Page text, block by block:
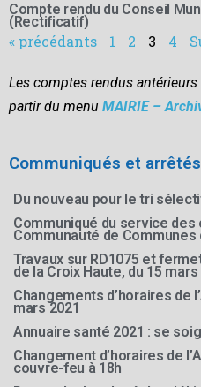
Compte rendu du Conseil
(Rectificatif)
« précédants 1 2 3 4
Les comptes rendus
partir du menu MAIRIE –
Communiqués et arrêtés
Du nouveau pour le tri
Communiqué du service
Communauté de Communes
Travaux sur RD1075 et
de la Croix Haute, du 15 mars
Changements d’horaires de
mars 2021
Annuaire santé 2021 : se
Changement d’horaires de
couvre-feu à 18h